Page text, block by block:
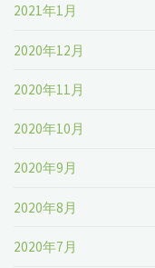
2021年1月
2020年12月
2020年11月
2020年10月
2020年9月
2020年8月
2020年7月